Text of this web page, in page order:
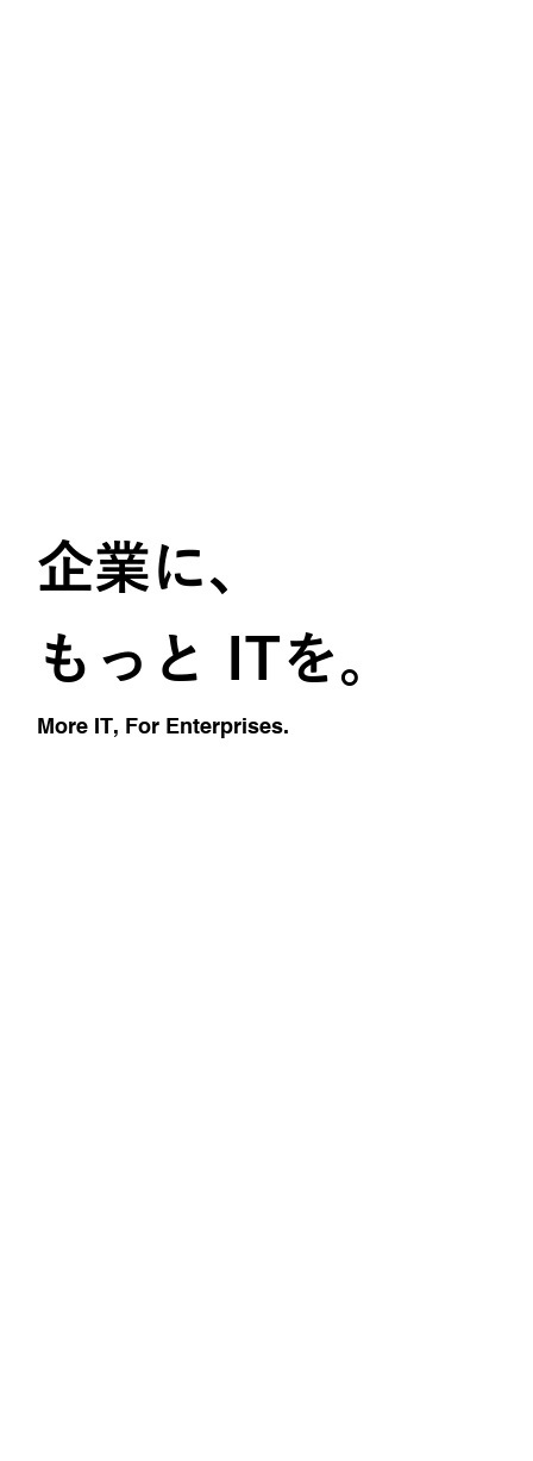
企業に、
もっと
ITを。
More IT, For Enterprises.